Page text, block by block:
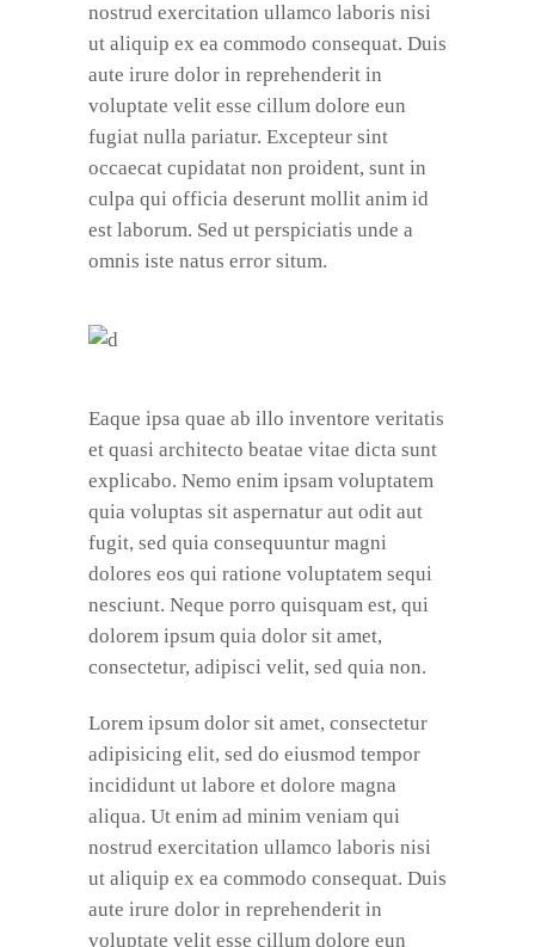
nostrud exercitation ullamco laboris nisi
ut aliquip ex ea commodo consequat. Duis
aute irure dolor in reprehenderit in
voluptate velit esse cillum dolore eun
fugiat nulla pariatur. Excepteur sint
occaecat cupidatat non proident, sunt in
culpa qui officia deserunt mollit anim id
est laborum. Sed ut perspiciatis unde a
omnis iste natus error situm.
Eaque ipsa quae ab illo inventore veritatis
et quasi architecto beatae vitae dicta sunt
explicabo. Nemo enim ipsam voluptatem
quia voluptas sit aspernatur aut odit aut
fugit, sed quia consequuntur magni
dolores eos qui ratione voluptatem sequi
nesciunt. Neque porro quisquam est, qui
dolorem ipsum quia dolor sit amet,
consectetur, adipisci velit, sed quia non.
Lorem ipsum dolor sit amet, consectetur
adipisicing elit, sed do eiusmod tempor
incididunt ut labore et dolore magna
aliqua. Ut enim ad minim veniam qui
nostrud exercitation ullamco laboris nisi
ut aliquip ex ea commodo consequat. Duis
aute irure dolor in reprehenderit in
voluptate velit esse cillum dolore eun